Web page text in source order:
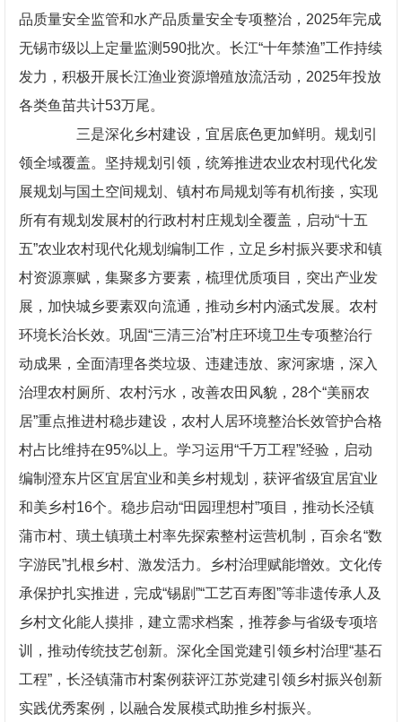
品质量安全监管和水产品质量安全专项整治，2025年完成
无锡市级以上定量监测590批次。长江“十年禁渔”工作持续
发力，积极开展长江渔业资源增殖放流活动，2025年投放
各类鱼苗共计53万尾。
三是深化乡村建设，宜居底色更加鲜明。规划引
领全域覆盖。坚持规划引领，统筹推进农业农村现代化发
展规划与国土空间规划、镇村布局规划等有机衔接，实现
所有有规划发展村的行政村村庄规划全覆盖，启动“十五
五”农业农村现代化规划编制工作，立足乡村振兴要求和镇
村资源禀赋，集聚多方要素，梳理优质项目，突出产业发
展，加快城乡要素双向流通，推动乡村内涵式发展。农村
环境长治长效。巩固“三清三治”村庄环境卫生专项整治行
动成果，全面清理各类垃圾、违建违放、家河家塘，深入
治理农村厕所、农村污水，改善农田风貌，28个“美丽农
居”重点推进村稳步建设，农村人居环境整治长效管护合格
村占比维持在95%以上。学习运用“千万工程”经验，启动
编制澄东片区宜居宜业和美乡村规划，获评省级宜居宜业
和美乡村16个。稳步启动“田园理想村”项目，推动长泾镇
蒲市村、璜土镇璜土村率先探索整村运营机制，百余名“数
字游民”扎根乡村、激发活力。乡村治理赋能增效。文化传
承保护扎实推进，完成“锡剧”“工艺百寿图”等非遗传承人及
乡村文化能人摸排，建立需求档案，推荐参与省级专项培
训，推动传统技艺创新。深化全国党建引领乡村治理“基石
工程”，长泾镇蒲市村案例获评江苏党建引领乡村振兴创新
实践优秀案例，以融合发展模式助推乡村振兴。